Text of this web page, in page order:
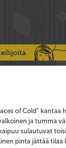
of Cold” kantaa
ja tumma
sulautuvat
pinta jättää